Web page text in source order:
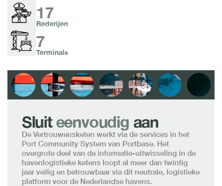
17
Rederijen
7
Terminals
Sluit eenvoudig aan
De Vertrouwensketen werkt via de services in het
Port Community System van Portbase. Het
overgrote deel van de informatie-uitwisseling in de
havenlogistieke ketens loopt al meer dan twintig
jaar veilig en betrouwbaar via dit neutrale, logistieke
platform voor de Nederlandse havens.